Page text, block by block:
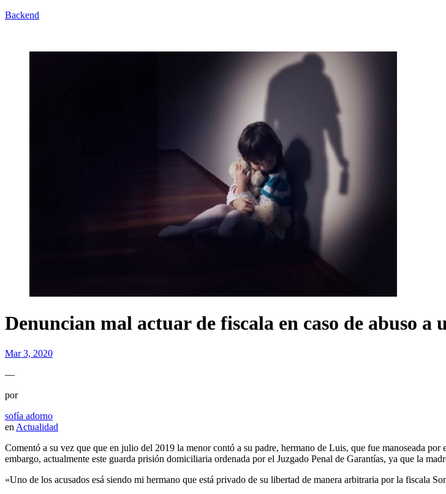
Backend
Denuncian mal actuar de fiscala en caso de abuso a
Mar 3, 2020
—
por
sofía adorno
en Actualidad
Comentó a su vez que que en julio del 2019 la menor contó a su padre, hermano de Luis, que fue manoseada
embargo, actualmente este guarda prisión domiciliaria ordenada por el Juzgado Penal de Garantías, ya que la
«Uno de los acusados esá siendo mi hermano que está privado de su libertad de manera arbitraria por la fiscala